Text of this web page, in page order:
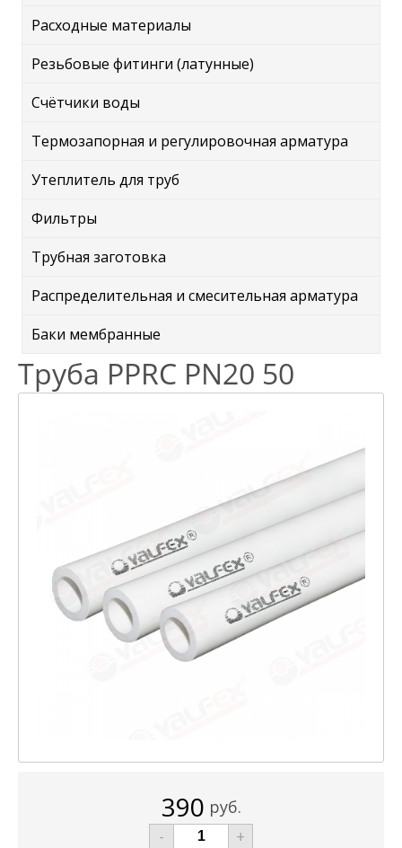
Расходные материалы
Резьбовые фитинги (латунные)
Счётчики воды
Термозапорная и регулировочная арматура
Утеплитель для труб
Фильтры
Трубная заготовка
Распределительная и смесительная арматура
Баки мембранные
Труба PPRC PN20 50
390 руб.
-
+